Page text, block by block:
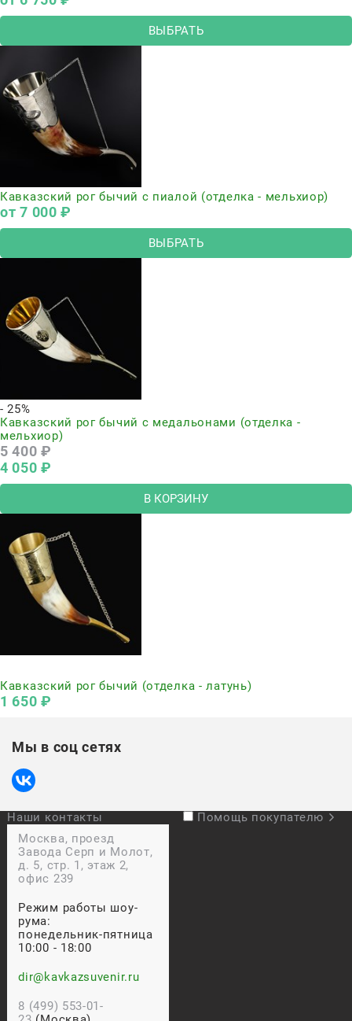
ВЫБРАТЬ
Кавказский рог бычий с пиалой (отделка - мельхиор)
от7 000 ₽
ВЫБРАТЬ
- 25%
Кавказский рог бычий с медальонами (отделка -
мельхиор)
5 400 ₽
4 050 ₽
В КОРЗИНУ
Кавказский рог бычий (отделка - латунь)
1 650 ₽
Мы в соц сетях
Наши контакты
Москва, проезд
Завода Серп и Молот,
д. 5, стр. 1, этаж 2,
офис 239
Режим работы шоу-
рума:
понедельник-пятница
10:00 - 18:00
dir@kavkazsuvenir.ru
8 (499) 553-01-
Помощь покупателю